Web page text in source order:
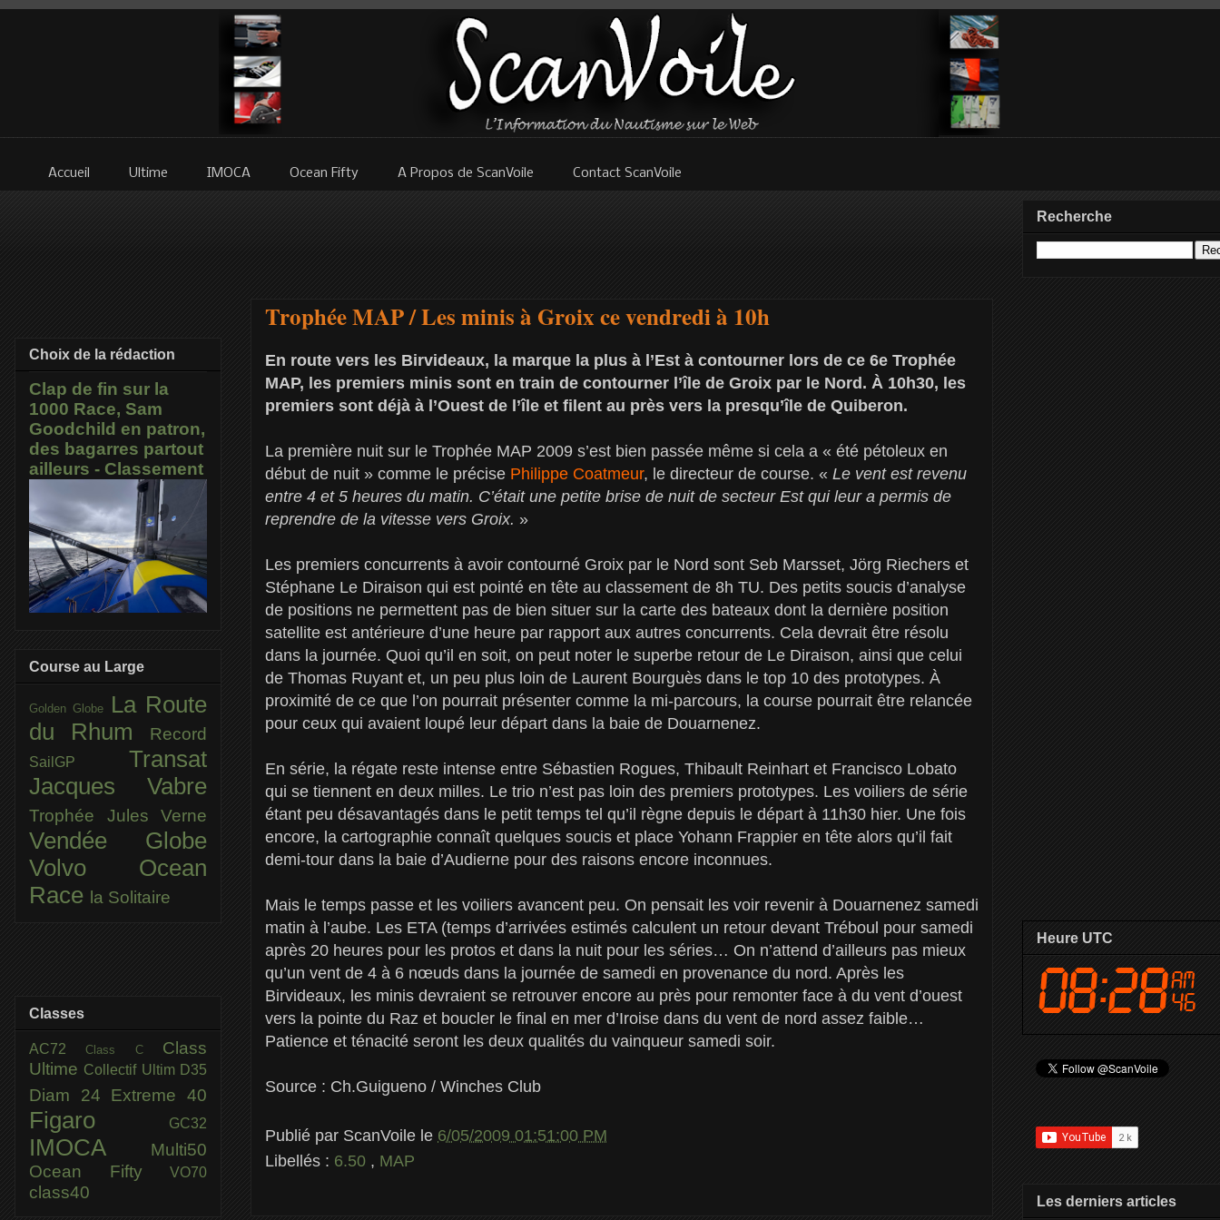
Accueil Ultime IMOCA Ocean Fifty A Propos de ScanVoile Contact ScanVoile
Trophée MAP / Les minis à Groix ce vendredi à 10h
En route vers les Birvideaux, la marque la plus à l’Est à contourner lors de ce 6e Trophée
MAP, les premiers minis sont en train de contourner l’île de Groix par le Nord. À 10h30, les
premiers sont déjà à l’Ouest de l’île et filent au près vers la presqu’île de Quiberon.
La première nuit sur le Trophée MAP 2009 s’est bien passée même si cela a « été pétoleux en
début de nuit » comme le précise Philippe Coatmeur, le directeur de course. « Le vent est revenu
entre 4 et 5 heures du matin. C’était une petite brise de nuit de secteur Est qui leur a permis de
reprendre de la vitesse vers Groix. »
Les premiers concurrents à avoir contourné Groix par le Nord sont Seb Marsset, Jörg Riechers et
Stéphane Le Diraison qui est pointé en tête au classement de 8h TU. Des petits soucis d’analyse
de positions ne permettent pas de bien situer sur la carte des bateaux dont la dernière position
satellite est antérieure d’une heure par rapport aux autres concurrents. Cela devrait être résolu
dans la journée. Quoi qu’il en soit, on peut noter le superbe retour de Le Diraison, ainsi que celui
de Thomas Ruyant et, un peu plus loin de Laurent Bourguès dans le top 10 des prototypes. À
proximité de ce que l’on pourrait présenter comme la mi-parcours, la course pourrait être relancée
pour ceux qui avaient loupé leur départ dans la baie de Douarnenez.
En série, la régate reste intense entre Sébastien Rogues, Thibault Reinhart et Francisco Lobato
qui se tiennent en deux milles. Le trio n’est pas loin des premiers prototypes. Les voiliers de série
étant peu désavantagés dans le petit temps tel qu’il règne depuis le départ à 11h30 hier. Une fois
encore, la cartographie connaît quelques soucis et place Yohann Frappier en tête alors qu’il fait
demi-tour dans la baie d’Audierne pour des raisons encore inconnues.
Mais le temps passe et les voiliers avancent peu. On pensait les voir revenir à Douarnenez samedi
matin à l’aube. Les ETA (temps d’arrivées estimés calculent un retour devant Tréboul pour samedi
après 20 heures pour les protos et dans la nuit pour les séries… On n’attend d’ailleurs pas mieux
qu’un vent de 4 à 6 nœuds dans la journée de samedi en provenance du nord. Après les
Birvideaux, les minis devraient se retrouver encore au près pour remonter face à du vent d’ouest
vers la pointe du Raz et boucler le final en mer d’Iroise dans du vent de nord assez faible…
Patience et ténacité seront les deux qualités du vainqueur samedi soir.
Source : Ch.Guigueno / Winches Club
Publié par ScanVoile le 6/05/2009 01:51:00 PM
Libellés : 6.50 , MAP
Choix de la rédaction
Clap de fin sur la
1000 Race, Sam
Goodchild en patron,
des bagarres partout
ailleurs - Classement
Course au Large
Golden Globe
La Route
du Rhum
Record
SailGP Transat
Jacques Vabre
Trophée Jules Verne
Vendée Globe
Volvo Ocean
Race la Solitaire
Classes
AC72Class C Class
Ultime Collectif Ultim D35
Diam 24 Extreme 40
Figaro GC32
IMOCA
Multi50
Ocean Fifty
VO70
class40
Recherche
Heure UTC
Les derniers articles